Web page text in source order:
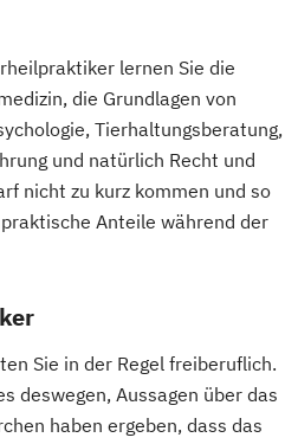
lernen Sie die
die Grundlagen von
Tierhaltungsberatung,
und natürlich Recht und
nicht zu kurz kommen und so
Anteile während der
Sie in der Regel freiberuflich.
deswegen, Aussagen über das
haben ergeben, dass das